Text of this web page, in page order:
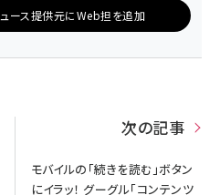
ース提供元にWeb担を追加
次の記事
モバイルの「続きを読む」ボタン
にイラッ！ グーグル「コンテンツ